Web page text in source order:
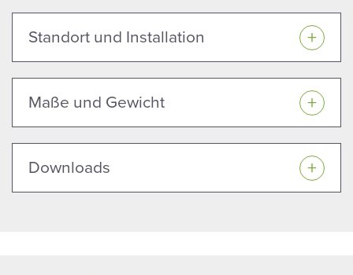
Standort und Installation
Maße und Gewicht
Downloads